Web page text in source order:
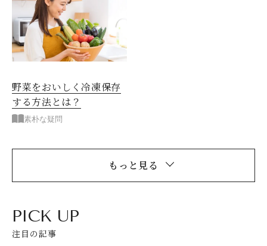
野菜をおいしく冷凍保存
する方法とは？
素朴な疑問
もっと見る
PICK UP
注目の記事